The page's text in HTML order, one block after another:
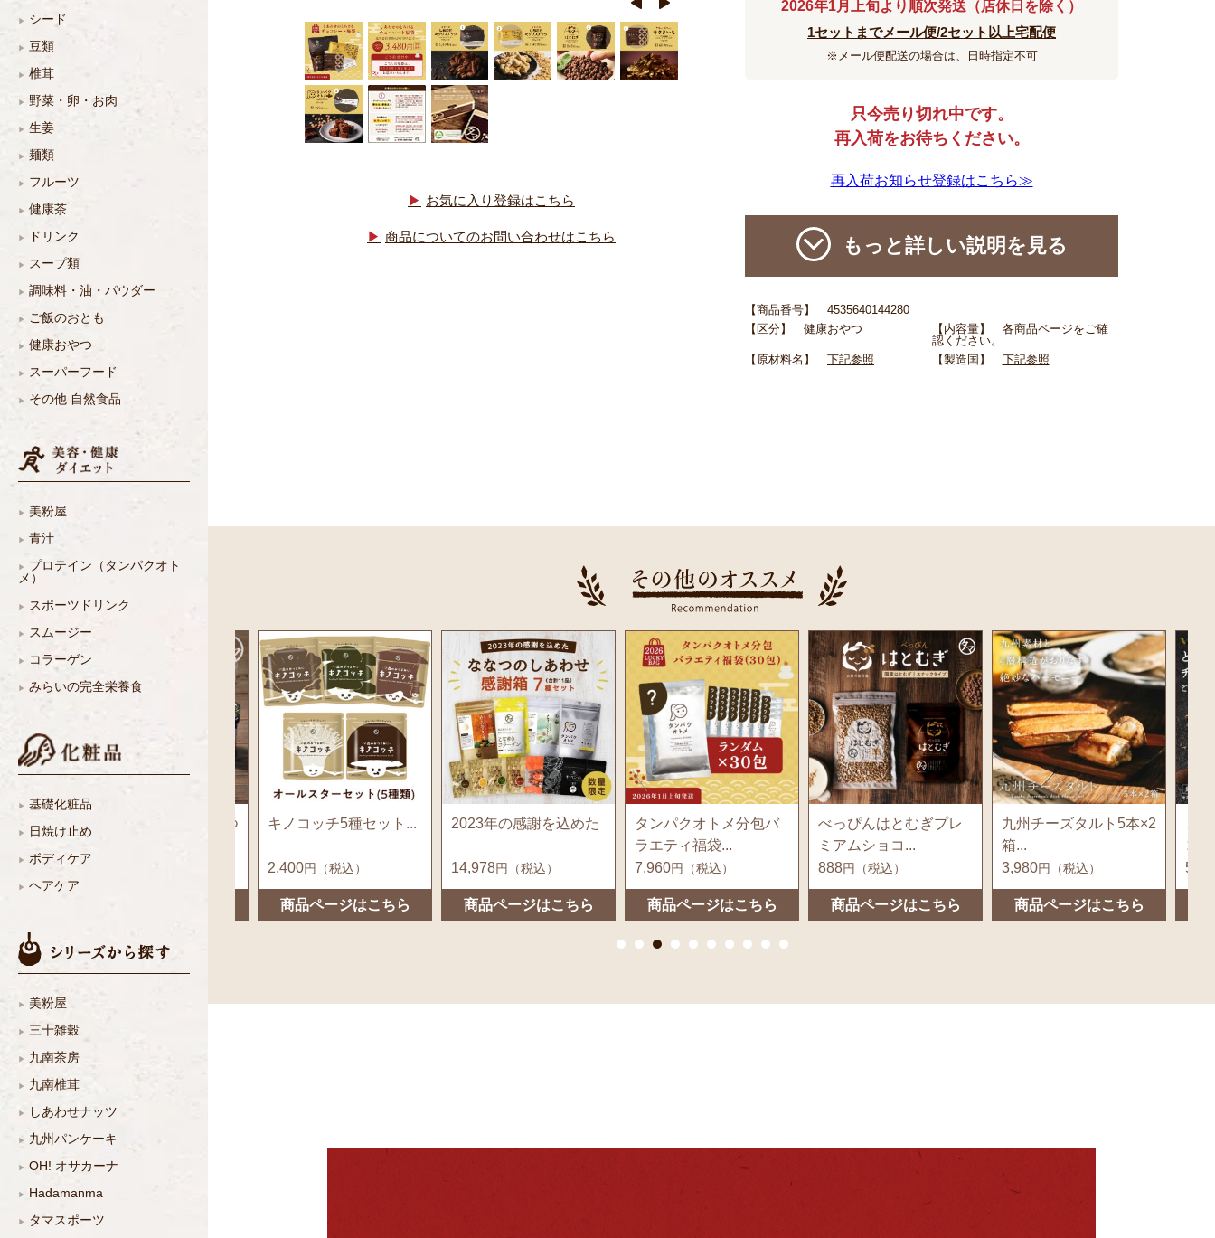
シード
豆類
椎茸
野菜・卵・お肉
生姜
麺類
フルーツ
健康茶
ドリンク
スープ類
調味料・油・パウダー
ご飯のおとも
健康おやつ
スーパーフード
その他 自然食品
美粉屋
青汁
プロテイン（タンパクオト
メ）
スポーツドリンク
スムージー
コラーゲン
みらいの完全栄養食
基礎化粧品
日焼け止め
ボディケア
ヘアケア
美粉屋
三十雑穀
九南茶房
九南椎茸
しあわせナッツ
九州パンケーキ
OH! オサカーナ
Hadamanma
タマスポーツ
お気に入り登録はこちら
商品についてのお問い合わせはこちら
2026年1月上旬より順次発送（店休日を除く）
1セットまでメール便/2セット以上宅配便
※メール便配送の場合は、日時指定不可
只今売り切れ中です。
再入荷をお待ちください。
再入荷お知らせ登録はこちら≫
もっと詳しい説明を見る
【商品番号】 4535640144280
【区分】 健康おやつ
【内容量】 各商品ページをご確
認ください。
【原材料名】 下記参照 【製造国】 下記参照
ちみつ キノコッチ5種セット...
2,400
2023年の感謝を込めた
14,978円（税込）
商品ページはこちら
タンパクオトメ分包バ
7,960円（税込）
商品ページはこちら
べっぴんはとむぎプレ
ミアムショコ...
888円（税込）
商品ページはこちら
九州チーズタルト5本×2
箱...
3,980 円（税込）
商品ページはこちら
とろけるしあわせチョ
コレート4種...
5,960円（税込）
商品ページはこちら
ク